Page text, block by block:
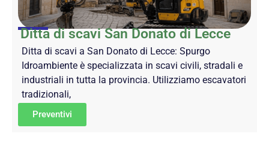
Ditta di scavi San Donato di Lecce
Ditta di scavi a San Donato di Lecce: Spurgo
Idroambiente è specializzata in scavi civili, stradali e
industriali in tutta la provincia. Utilizziamo escavatori
tradizionali,
Preventivi